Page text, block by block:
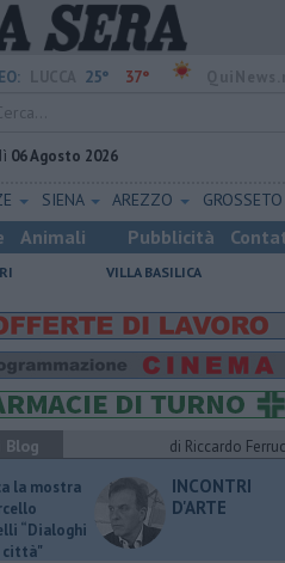
25° 37°
06 Agosto 2026
SIENA AREZZO GROSSETO
Animali Pubblicità
VILLA BASILICA
Blog
di Riccardo
la mostra
“Dialoghi
città"
INCONTRI
D'ARTE